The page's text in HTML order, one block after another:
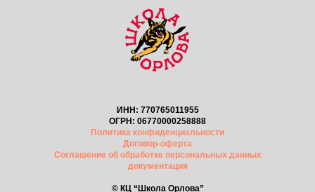
ИНН: 770765011955
ОГРН: 06770000258888
Политика конфиденциальности
Договор-оферта
Соглашение об обработке персональных данных
документация
© КЦ “Школа Орлова”